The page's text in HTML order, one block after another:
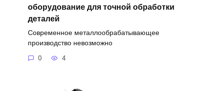
оборудование для точной обработки
деталей
Современное металлообрабатывающее
производство невозможно
0 4